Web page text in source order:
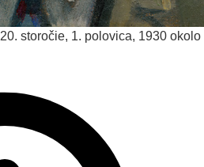
20. storočie, 1. polovica, 1930 okolo